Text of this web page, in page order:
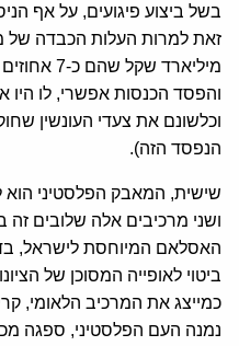
בשל ביצוע פיגועים, על אף
מיליארד
והפסד הכנסות אפשרי, לו היו
וכלשונם את צעדי העונשין
הנפסד הזה).
שישית, המאבק הפלסטיני הוא
ושני מרכיבים אלה שלובים זה
האסלאם המיוחסת לישראל,
ביטוי לאופייה המסוכן של
כמייצג את המרכיב הלאומי,
נמנה העם הפלסטיני, ספגה